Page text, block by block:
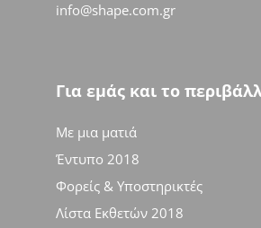
info@shape.com.gr
Για εμάς και το
Με μια ματιά
Έντυπο 2018
Φορείς & Υποστηρικτές
Λίστα Εκθετών 2018